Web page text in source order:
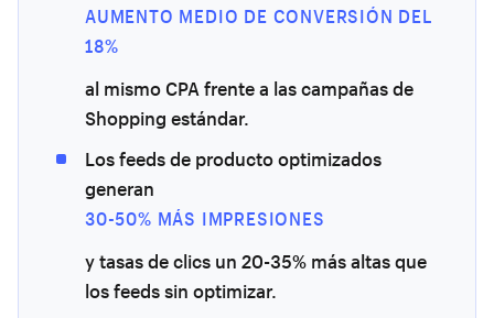
AUMENTO MEDIO DE CONVERSIÓN DEL
18%
al mismo CPA frente a las campañas de
Shopping estándar.
Los feeds de producto optimizados
generan
30-50% MÁS IMPRESIONES
y tasas de clics un 20-35% más altas que
los feeds sin optimizar.